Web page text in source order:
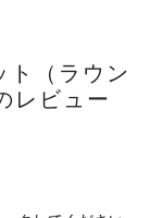
ト（ラウン
レビュー